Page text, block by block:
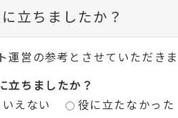
立ちましたか？
営の参考とさせていただきま
立ちましたか？
えない
役に立たなかった